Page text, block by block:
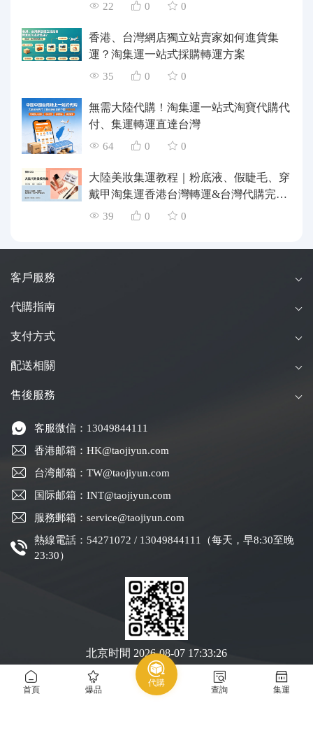
首頁 爆品
代購
查詢 集運
22 0 0
香港、台灣網店獨立站賣家如何進貨集
運？淘集運一站式採購轉運方案
35 0 0
無需大陸代購！淘集運一站式淘寶代購代
付、集運轉運直達台灣
64 0 0
大陸美妝集運教程｜粉底液、假睫毛、穿
戴甲淘集運香港台灣轉運&台灣代購完整
指南
39 0 0
客戶服務
代購指南
支付方式
配送相關
售後服務
客服微信：13049844111
香港邮箱：HK@taojiyun.com
台湾邮箱：TW@taojiyun.com
国际邮箱：INT@taojiyun.com
服務郵箱：service@taojiyun.com
熱線電話：54271072 / 13049844111（每天，早8:30至晚
23:30）
北京时間 2026-08-07 17:33:27
Copyright © 2019-2025 深圳市跨進物流有限公司版權所有粵ICP備19088004號-1